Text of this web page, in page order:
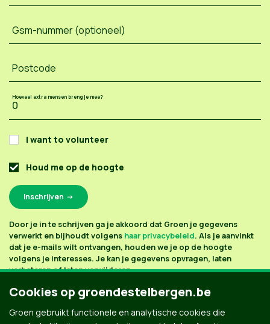
Gsm-nummer (optioneel)
Postcode
Hoeveel extra mensen breng je mee?
I want to volunteer
Houd me op de hoogte
Door je in te schrijven ga je akkoord dat Groen je gegevens
verwerkt en bijhoudt volgens haar privacybeleid. Als je aanvinkt
dat je e-mails wilt ontvangen, houden we je op de hoogte
volgens je interesses. Je kan je gegevens opvragen, laten
verbeteren of laten verwijderen.
Cookies op groendestelbergen.be
Groen gebruikt functionele en analytische cookies die